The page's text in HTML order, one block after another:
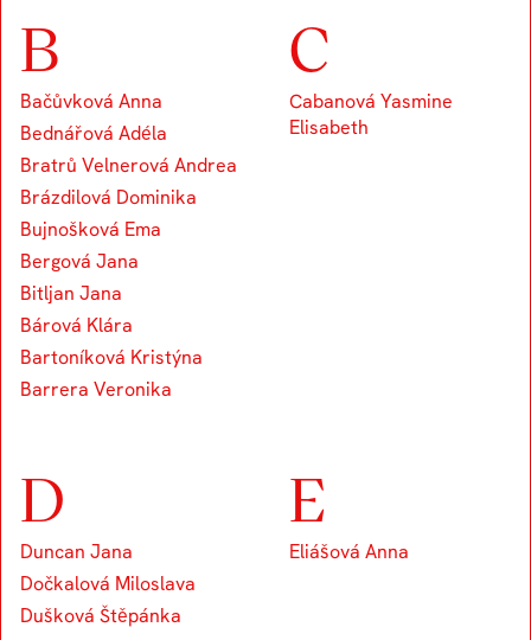
B
Bačůvková Anna
Bednářová Adéla
Bratrů Velnerová Andrea
Brázdilová Dominika
Bujnošková Ema
Bergová Jana
Bitljan Jana
Bárová Klára
Bartoníková Kristýna
Barrera Veronika
C
Cabanová Yasmine
Elisabeth
D
Duncan Jana
Dočkalová Miloslava
Dušková Štěpánka
E
Eliášová Anna